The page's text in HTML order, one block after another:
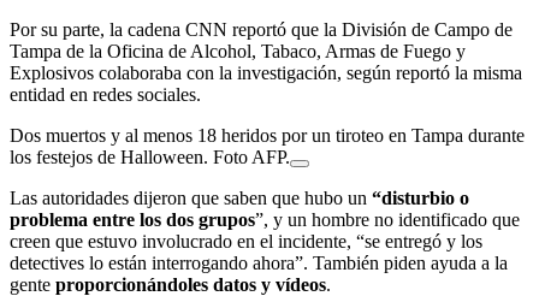
Por su parte, la cadena CNN reportó que la División de Campo de
Tampa de la Oficina de Alcohol, Tabaco, Armas de Fuego y
Explosivos colaboraba con la investigación, según reportó la misma
entidad en redes sociales.
Dos muertos y al menos 18 heridos por un tiroteo en Tampa durante
los festejos de Halloween. Foto AFP.
Las autoridades dijeron que saben que hubo un “disturbio o
problema entre los dos grupos”, y un hombre no identificado que
creen que estuvo involucrado en el incidente, “se entregó y los
detectives lo están interrogando ahora”. También piden ayuda a la
gente proporcionándoles datos y vídeos.